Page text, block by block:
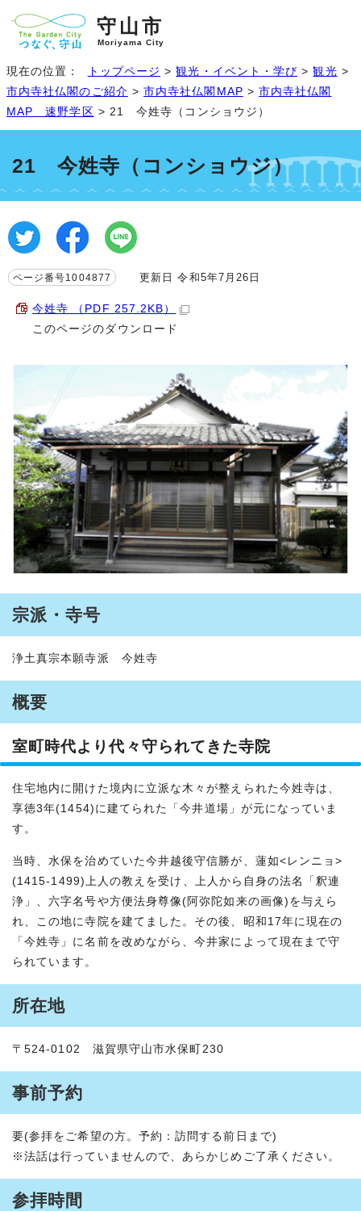
守山市
Moriyama City
現在の位置： トップページ >観光・イベント・学び >観光 >
市内寺社仏閣のご紹介 >市内寺社仏閣MAP >市内寺社仏閣
MAP 速野学区 > 21 今姓寺（コンショウジ）
21 今姓寺（コンショウジ）
ページ番号1004877 更新日 令和5年7月26日
今姓寺 （PDF 257.2KB）
このページのダウンロード
宗派・寺号
浄土真宗本願寺派 今姓寺
概要
室町時代より代々守られてきた寺院
住宅地内に開けた境内に立派な木々が整えられた今姓寺は、
享徳3年(1454)に建てられた「今井道場」が元になっていま
す。
当時、水保を治めていた今井越後守信勝が、蓮如<レンニョ>
(1415-1499)上人の教えを受け、上人から自身の法名「釈連
浄」、六字名号や方便法身尊像(阿弥陀如来の画像)を与えら
れ、この地に寺院を建てました。その後、昭和17年に現在の
「今姓寺」に名前を改めながら、今井家によって現在まで守
られています。
所在地
〒524-0102 滋賀県守山市水保町230
事前予約
要(参拝をご希望の方。予約：訪問する前日まで)
※法話は行っていませんので、あらかじめご了承ください。
参拝時間